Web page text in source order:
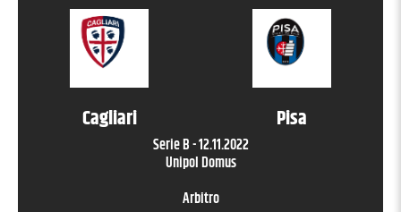
Cagliari Pisa
Serie B-12.11.2022
Unipol Domus
Arbitro